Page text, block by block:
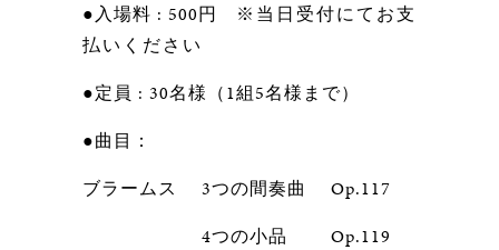
●入場料 : 500円 ※当日受付にてお支
払いください
●定員 : 30名様（1組5名様まで）
●曲目：
ブラームス 3つの間奏曲 Op.117
4つの小品 Op.119